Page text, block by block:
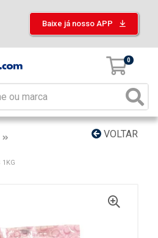
Baixe já nosso APP
0
VOLTAR
1KG